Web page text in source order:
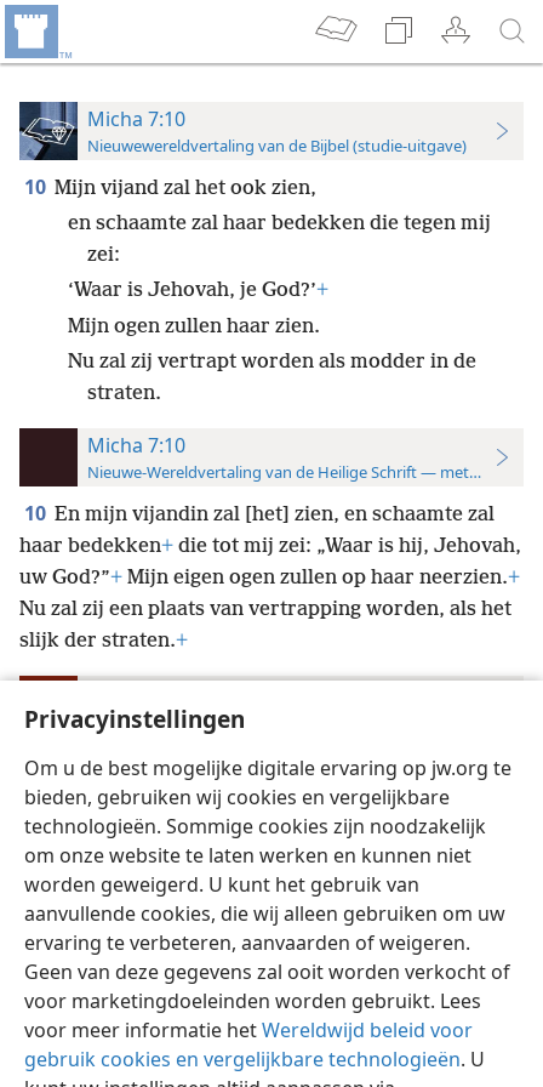
Privacyinstellingen
Om u de best mogelijke digitale ervaring op jw.org te
bieden, gebruiken wij cookies en vergelijkbare
technologieën. Sommige cookies zijn noodzakelijk
om onze website te laten werken en kunnen niet
worden geweigerd. U kunt het gebruik van
aanvullende cookies, die wij alleen gebruiken om uw
ervaring te verbeteren, aanvaarden of weigeren.
Geen van deze gegevens zal ooit worden verkocht of
voor marketingdoeleinden worden gebruikt. Lees
voor meer informatie hetWereldwijd beleid voor
gebruik cookies en vergelijkbare technologieën. U
Micha 7:10
Nieuwewereldvertaling van de Bijbel (studie-uitgave)
10 Mijn vijand zal het ook zien,
en schaamte zal haar bedekken die tegen mij
zei:
‘Waar is Jehovah, je God?’+
Mijn ogen zullen haar zien.
Nu zal zij vertrapt worden als modder in de
straten.
Micha 7:10
Nieuwe-Wereldvertaling van de Heilige Schrift — met
10 En mijn vijandin zal [het] zien, en schaamte zal
haar bedekken+ die tot mij zei: „Waar is hij, Jehovah,
uw God?”+ Mijn eigen ogen zullen op haar neerzien.+
Nu zal zij een plaats van vertrapping worden, als het
slijk der straten.+
Index van Wachttoren-publikaties 1946-1985
7:10 nh 130,216
Nederlands Instellingen
Copyright © 2026 Watch Tower Bible and Tract Society of Pennsylvania
Gebruiksvoorwaarden Privacybeleid
Privacyinstellingen
Inloggen